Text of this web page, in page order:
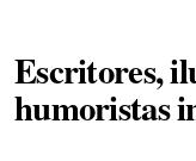
Escritores,
humoristas